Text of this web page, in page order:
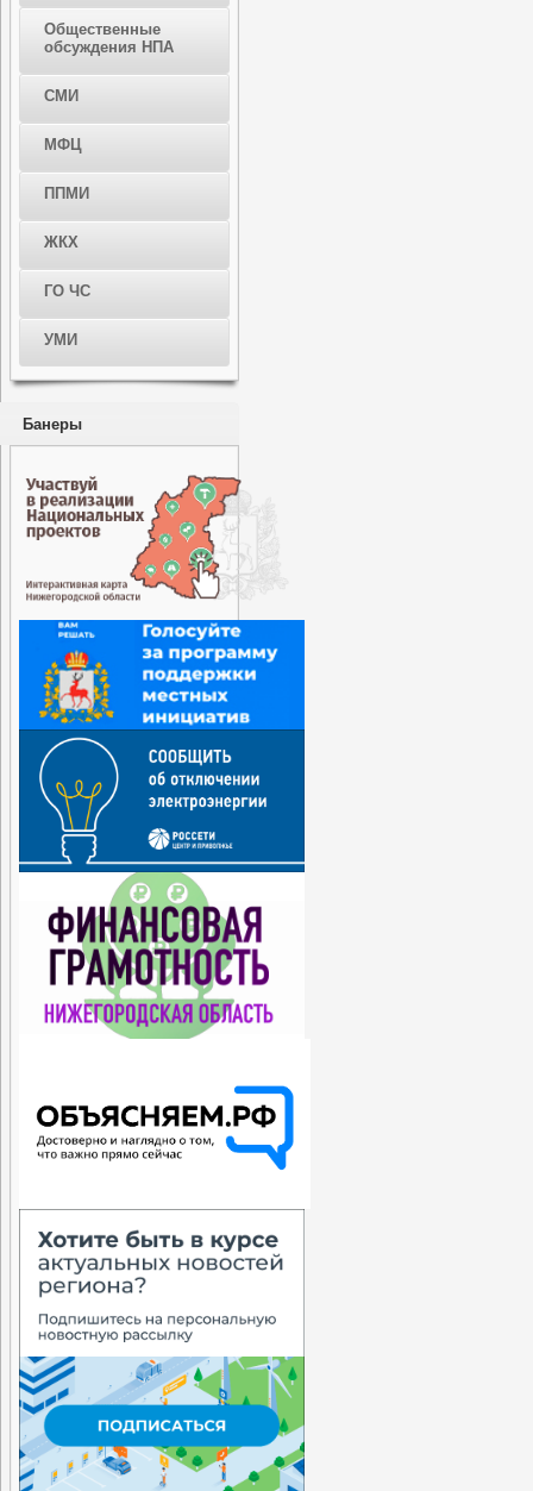
Общественные
обсуждения НПА
СМИ
МФЦ
ППМИ
ЖКХ
ГО ЧС
УМИ
Банеры